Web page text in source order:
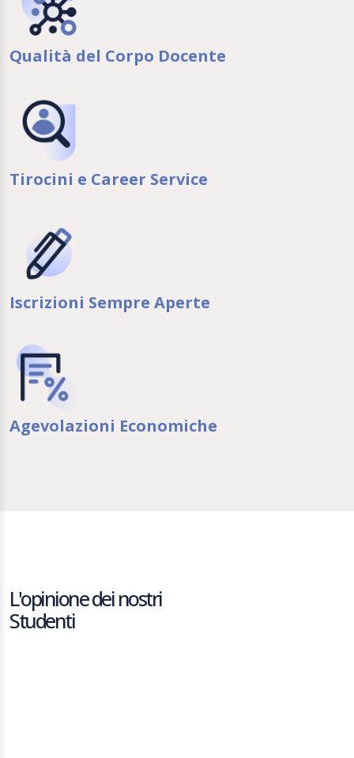
Qualità del Corpo Docente
Tirocini e Career Service
Iscrizioni Sempre Aperte
Agevolazioni Economiche
L'opinione dei nostri
Studenti